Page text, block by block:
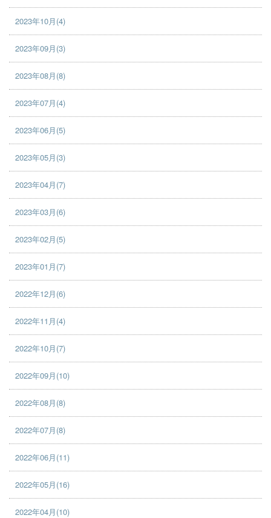
2023年10月(4)
2023年09月(3)
2023年08月(8)
2023年07月(4)
2023年06月(5)
2023年05月(3)
2023年04月(7)
2023年03月(6)
2023年02月(5)
2023年01月(7)
2022年12月(6)
2022年11月(4)
2022年10月(7)
2022年09月(10)
2022年08月(8)
2022年07月(8)
2022年06月(11)
2022年05月(16)
2022年04月(10)